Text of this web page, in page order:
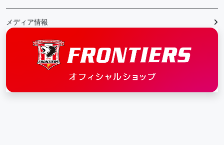
メディア情報